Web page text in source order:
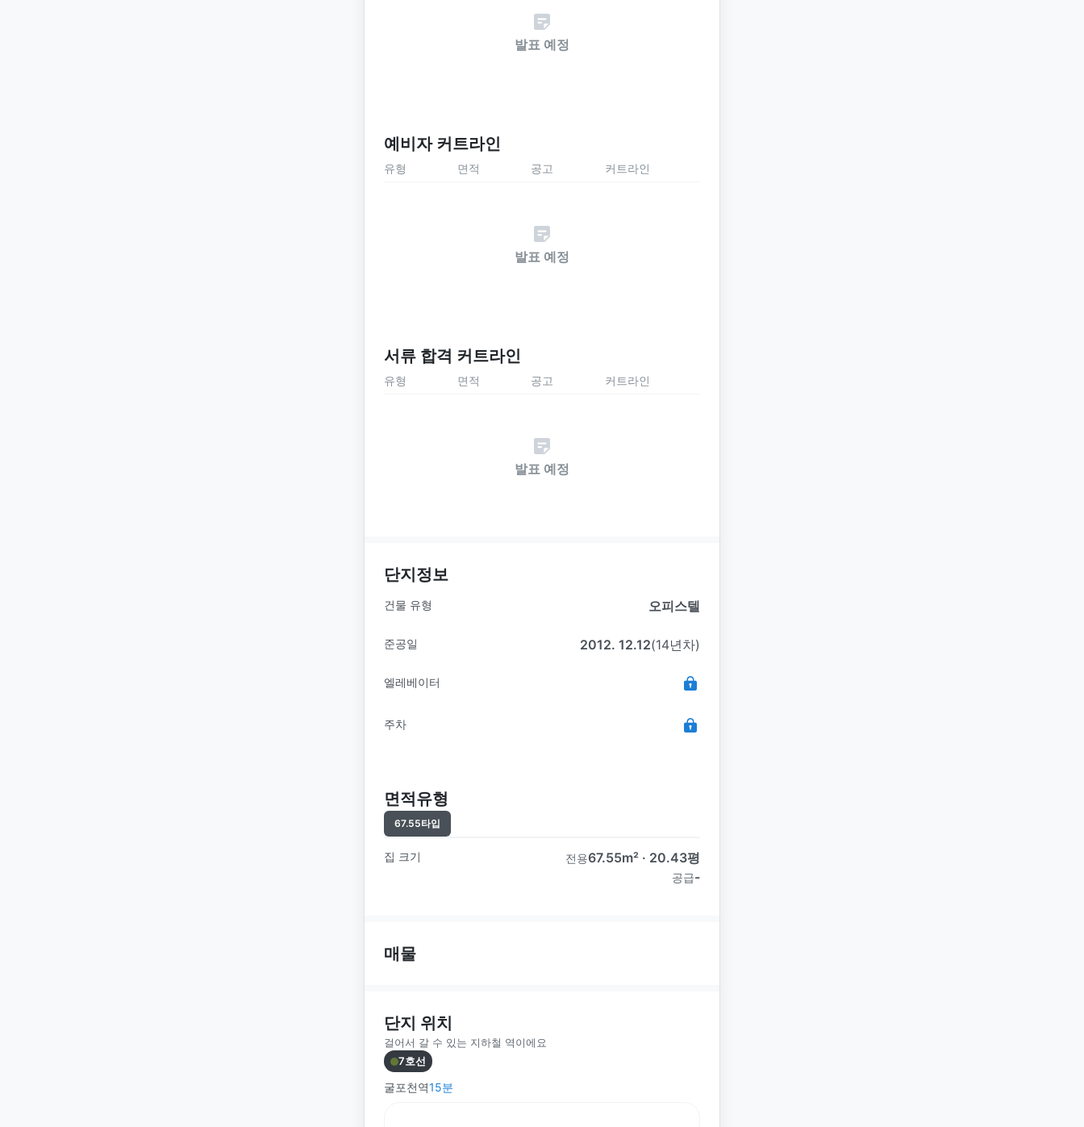
발표 예정
예비자 커트라인
유형 면적 공고 커트라인
발표 예정
서류 합격 커트라인
유형 면적 공고 커트라인
발표 예정
단지정보
건물 유형 오피스텔
준공일 2012. 12.12(14년차)
엘레베이터
주차
면적유형
67.55타입
집 크기 전용67.55m² · 20.43평
공급-
매물
단지 위치
걸어서 갈 수 있는 지하철 역이에요
7호선
굴포천역15분